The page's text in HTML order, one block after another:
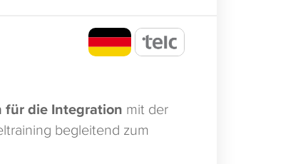
für die Integration mit der
begleitend zum